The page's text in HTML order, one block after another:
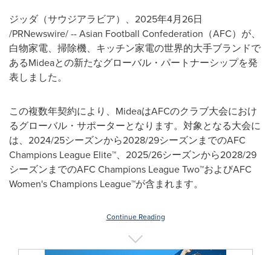
ジッダ（サウジアラビア）、 2025年4月26日
/PRNewswire/ -- Asian Football Confederation （AFC）が、
白物家電、掃除機、キッチン家電の世界的大手ブランドで
あるMideaとの新たなグローバル・パートナーシップを発
表しました。
この複数年契約により、 MideaはAFCのクラブ大会におけ
るグローバル・サポーターとなります。対象となる大会に
は、 2024/25シーズンから2028/29シーズンまでのAFC
Champions League Elite™、 2025/26シーズンから2028/29
シーズンまでのAFC Champions League Two™およびAFC
Women's Champions League™が含まれます。
Continue Reading